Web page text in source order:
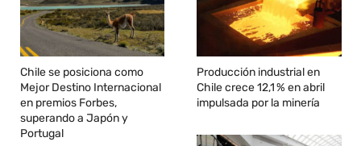
Chile se posiciona como
Mejor Destino Internacional
en premios Forbes,
superando a Japón y
Portugal
Producción industrial en
Chile crece 12,1 % en abril
impulsada por la minería